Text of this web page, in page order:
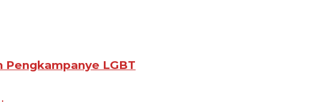
Pengkampanye LGBT